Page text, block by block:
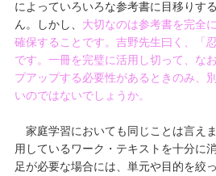
によっていろいろな参考書に目移りす
ん。しかし、 大切なのは参考書を完全
確保することです。吉野先生曰く、「
です。一冊を完璧に活用し切って、な
プアップする必要性があるときのみ、
いのではないでしょうか。
家庭学習においても同じことは言え
用しているワーク・テキストを十分に
足が必要な場合には、単元や目的を絞